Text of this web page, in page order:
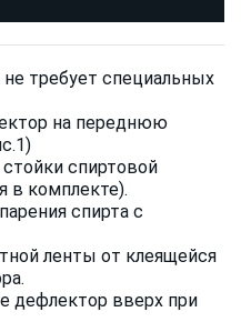
требует специальных
на переднюю
спиртовой
в комплекте).
спирта с
ленты от клеящейся
дефлектор вверх при